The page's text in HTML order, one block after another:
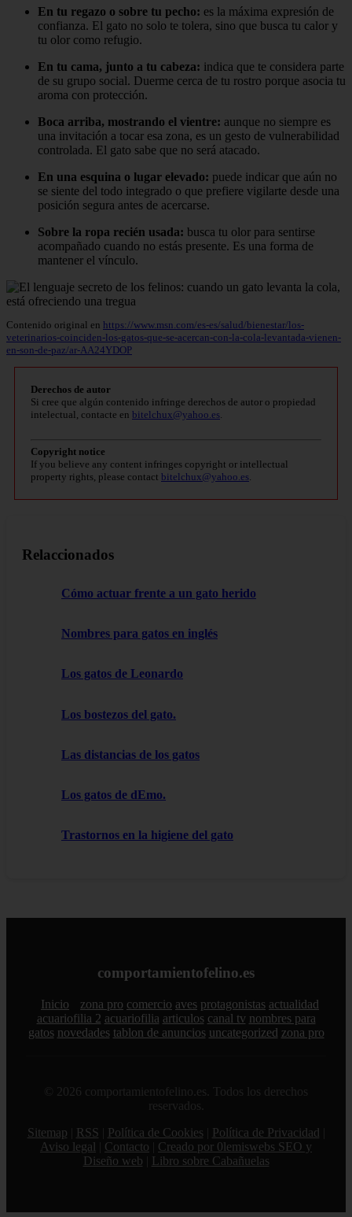
En tu regazo o sobre tu pecho: es la máxima expresión de
confianza. El gato no solo te tolera, sino que busca tu calor y
tu olor como refugio.
En tu cama, junto a tu cabeza: indica que te considera parte
de su grupo social. Duerme cerca de tu rostro porque asocia tu
aroma con protección.
Boca arriba, mostrando el vientre: aunque no siempre es
una invitación a tocar esa zona, es un gesto de vulnerabilidad
controlada. El gato sabe que no será atacado.
En una esquina o lugar elevado: puede indicar que aún no
se siente del todo integrado o que prefiere vigilarte desde una
posición segura antes de acercarse.
Sobre la ropa recién usada: busca tu olor para sentirse
acompañado cuando no estás presente. Es una forma de
mantener el vínculo.
Contenido original en https://www.msn.com/es-es/salud/bienestar/los-
veterinarios-coinciden-los-gatos-que-se-acercan-con-la-cola-levantada-vienen-
en-son-de-paz/ar-AA24YDOP
Derechos de autor
Si cree que algún contenido infringe derechos de autor o propiedad
intelectual, contacte en bitelchux@yahoo.es.
Copyright notice
If you believe any content infringes copyright or intellectual
property rights, please contact bitelchux@yahoo.es.
Relaccionados
Cómo actuar frente a un gato herido
Nombres para gatos en inglés
Los gatos de Leonardo
Los bostezos del gato.
Las distancias de los gatos
Los gatos de dEmo.
Trastornos en la higiene del gato
comportamientofelino.es
Inicio zona pro comercio aves protagonistas actualidad
acuariofilia 2 acuariofilia articulos canal tv nombres para
gatos novedades tablon de anuncios uncategorized zona pro
© 2026 comportamientofelino.es. Todos los derechos
reservados.
Sitemap
RSS Política de Cookies Política de Privacidad
Aviso legal
Contacto
Creado por 0lemiswebs SEO y
Diseño web
Libro sobre Cabañuelas